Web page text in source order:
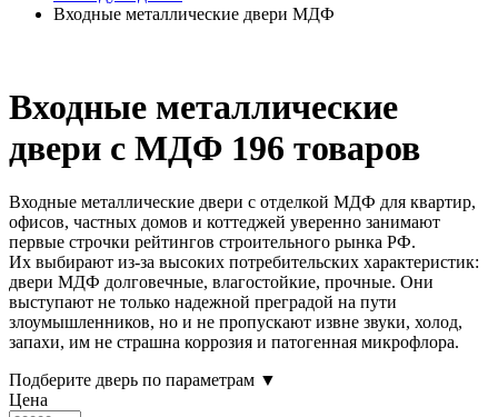
Входные металлические двери МДФ
Входные металлические
двери с МДФ 196 товаров
Входные металлические двери с отделкой МДФ для квартир,
офисов, частных домов и коттеджей уверенно занимают
первые строчки рейтингов строительного рынка РФ.
Их выбирают из-за высоких потребительских характеристик:
двери МДФ долговечные, влагостойкие, прочные. Они
выступают не только надежной преградой на пути
злоумышленников, но и не пропускают извне звуки, холод,
запахи, им не страшна коррозия и патогенная микрофлора.
Подберите дверь по параметрам ▼
Цена